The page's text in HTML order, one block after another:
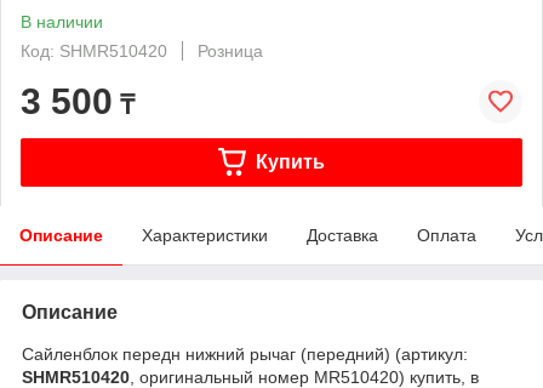
В наличии
Код: SHMR510420
Розница
3 500 ₸
Купить
Описание Характеристики Доставка Оплата
Описание
Сайленблок передн нижний рычаг (передний) (артикул:
SHMR510420 , оригинальный номер MR510420) купить, в